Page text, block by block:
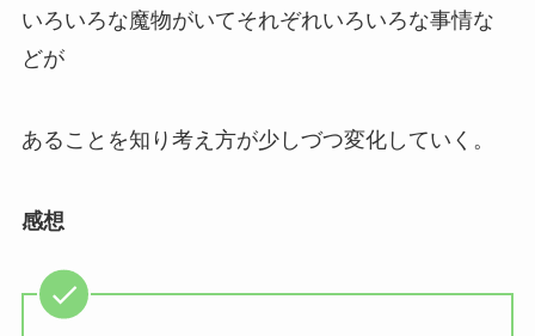
いろいろな魔物がいてそれぞれいろいろな事情な
どが
あることを知り考え方が少しづつ変化していく。
感想